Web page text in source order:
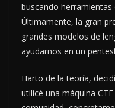
buscando
Últimamente, la gran
grandes modelos de
ayudarnos en un
Harto de la teoría,
utilicé una máquina